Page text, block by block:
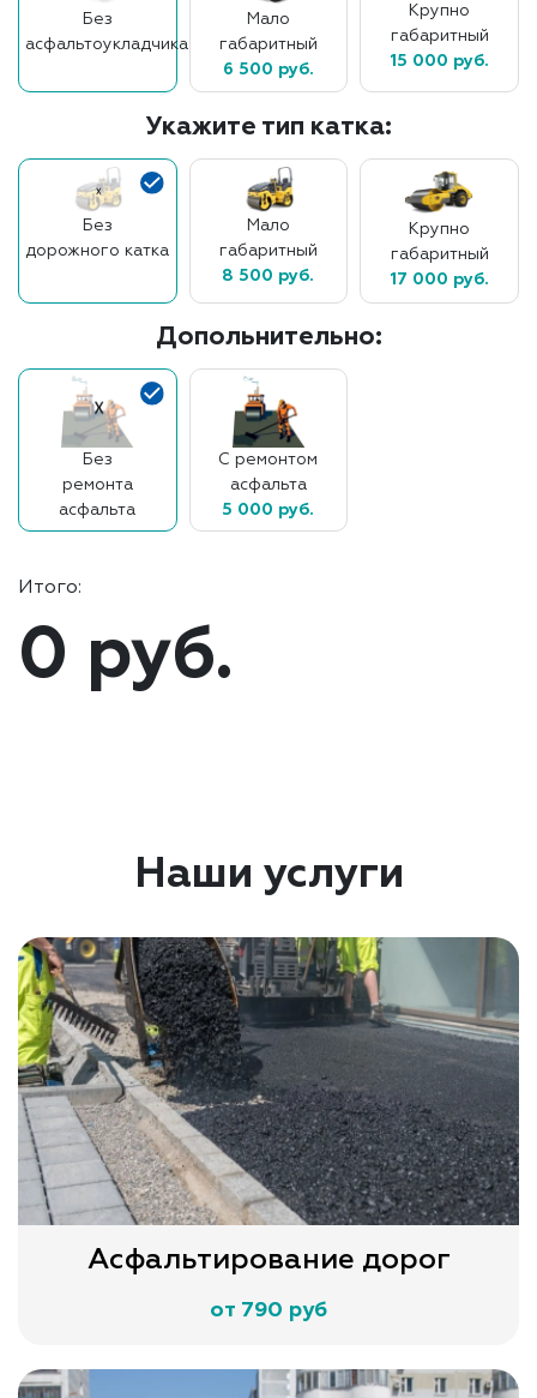
Без
асфальтоукладчика
Мало
габаритный
6 500 руб.
Крупно
габаритный
15 000 руб.
Укажите тип катка:
Без
дорожного катка
Мало
габаритный
8 500 руб.
Крупно
габаритный
17 000 руб.
Допольнительно:
Без
ремонта
асфальта
С ремонтом
асфальта
5 000 руб.
Итого:
0 руб.
Наши услуги
Асфальтирование дорог
от 790 руб